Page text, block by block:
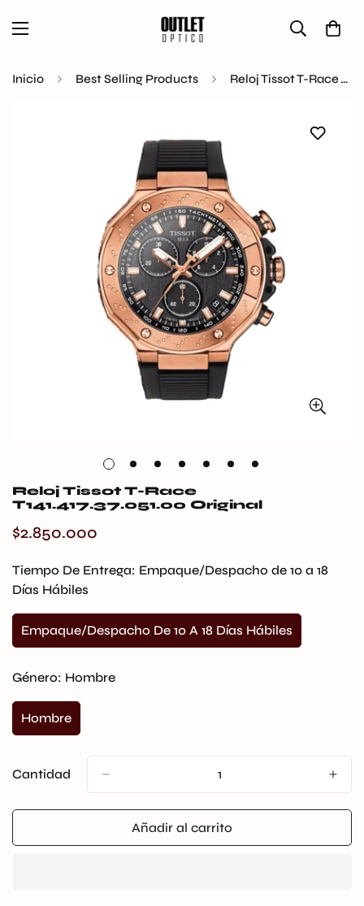
Inicio Best Selling Products Reloj Tissot T-Race T141.417.37.051.00 Original
Reloj Tissot T-Race
T141.417.37.051.00 Original
Precio
$2.850.000
Tiempo De Entrega: Empaque/Despacho de 10 a 18
Días Hábiles
Empaque/Despacho De 10 A 18 Días Hábiles
Variante
Género: Hombre
Hombre
Variante
No
Disponible
Cantidad
Añadir al carrito